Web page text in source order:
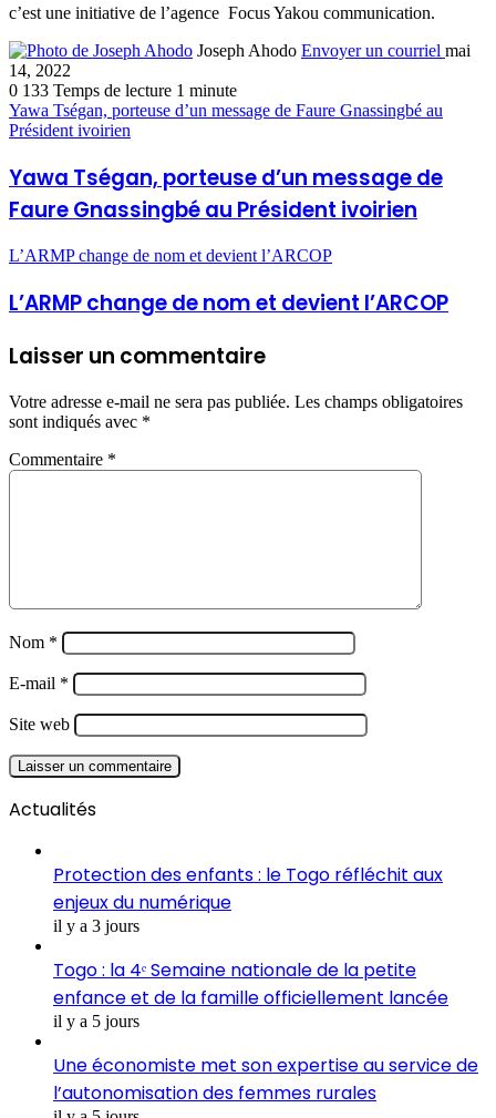
c’est une initiative de l’agence Focus Yakou communication.
Joseph Ahodo Envoyer un courriel mai
14, 2022
0 133 Temps de lecture 1 minute
Yawa Tségan, porteuse d’un message de Faure Gnassingbé au
Président ivoirien
Yawa Tségan, porteuse d’un message de
Faure Gnassingbé au Président ivoirien
L’ARMP change de nom et devient l’ARCOP
L’ARMP change de nom et devient l’ARCOP
Laisser un commentaire
Votre adresse e-mail ne sera pas publiée. Les champs obligatoires
sont indiqués avec *
Commentaire *
Nom *
E-mail *
Site web
Actualités
Protection des enfants : le Togo réfléchit aux
enjeux du numérique
il y a 3 jours
Togo : la 4ᵉ Semaine nationale de la petite
enfance et de la famille officiellement lancée
il y a 5 jours
Une économiste met son expertise au service de
l’autonomisation des femmes rurales